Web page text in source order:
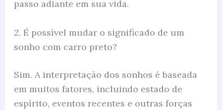
passo adiante em sua vida.
2. É possível mudar o significado de um
sonho com carro preto?
Sim. A interpretação dos sonhos é baseada
em muitos fatores, incluindo estado de
espírito, eventos recentes e outras forças